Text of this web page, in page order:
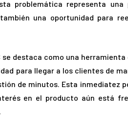
problemática representa
una oportunidad para
se destaca como una
para llegar a los clientes de
de minutos. Esta inmediatez
en el producto aún está